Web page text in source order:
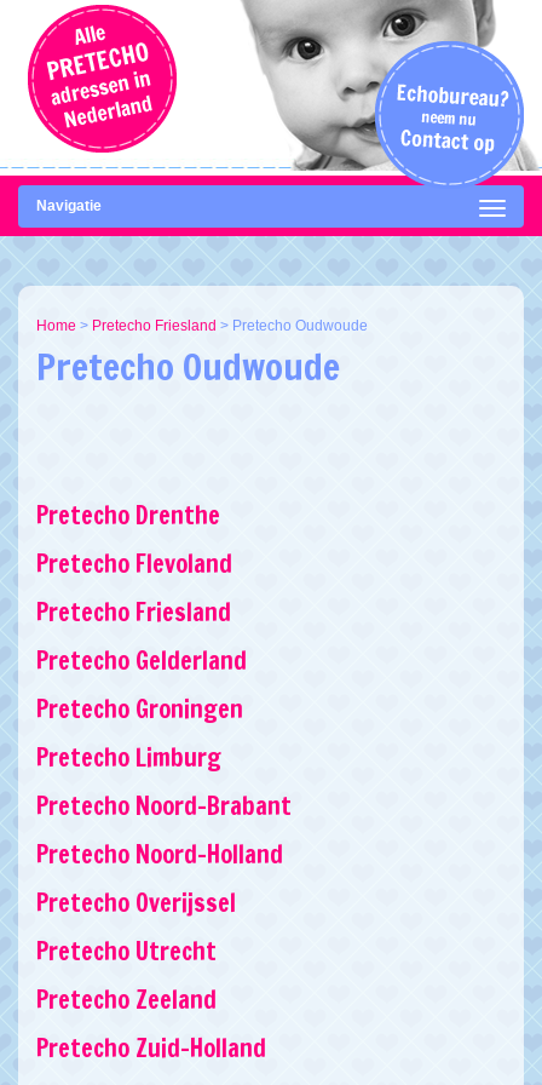
Navigatie
Home > Pretecho Friesland > Pretecho Oudwoude
Pretecho Oudwoude
Pretecho Drenthe
Pretecho Flevoland
Pretecho Friesland
Pretecho Gelderland
Pretecho Groningen
Pretecho Limburg
Pretecho Noord-Brabant
Pretecho Noord-Holland
Pretecho Overijssel
Pretecho Utrecht
Pretecho Zeeland
Pretecho Zuid-Holland